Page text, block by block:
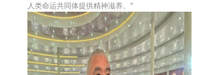
人类命运共同体提供精神滋养。”